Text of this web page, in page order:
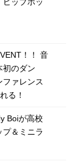
！！ 音
初のダン
ファレンス
る！
Boiが高校
＆ミニラ